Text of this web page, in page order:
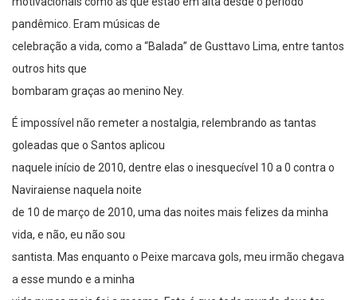
motivacionais como as que estão em alta desde o período
pandêmico. Eram músicas de
celebração a vida, como a “Balada” de Gusttavo Lima, entre tantos
outros hits que
bombaram graças ao menino Ney.
É impossível não remeter a nostalgia, relembrando as tantas
goleadas que o Santos aplicou
naquele início de 2010, dentre elas o inesquecível 10 a 0 contra o
Naviraiense naquela noite
de 10 de março de 2010, uma das noites mais felizes da minha
vida, e não, eu não sou
santista. Mas enquanto o Peixe marcava gols, meu irmão chegava
a esse mundo e a minha